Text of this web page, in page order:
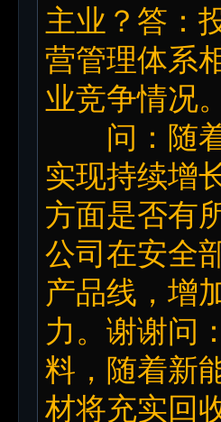
主业？答：
营管理体系
业竞争情况。
问：随着
实现持续增
方面是否有
公司在安全
产品线，增
力。谢谢问
料，随着新
材将充实回